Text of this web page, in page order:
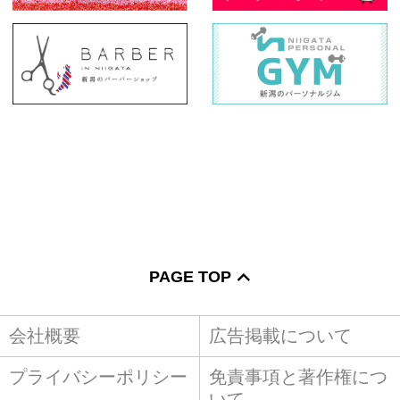
PAGE TOP
会社概要 広告掲載について
プライバシーポリシー
免責事項と著作権につ